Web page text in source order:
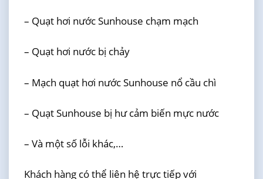
– Quạt hơi nước Sunhouse chạm mạch
– Quạt hơi nước bị chảy
– Mạch quạt hơi nước Sunhouse nổ cầu chì
– Quạt Sunhouse bị hư cảm biến mực nước
– Và một số lỗi khác,…
Khách hàng có thể liên hệ trực tiếp với